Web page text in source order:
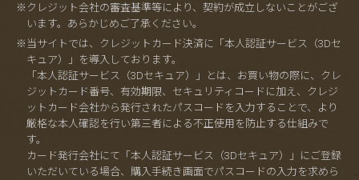
※クレジット会社の審査基準等により、契約が成立しないことがござ
います。あらかじめご了承ください。
※当サイトでは、クレジットカード決済に「本人認証サービス（3Dセ
キュア）」を導入しております。
「本人認証サービス（3Dセキュア）」とは、お買い物の際に、クレ
ジットカード番号、有効期限、セキュリティコードに加え、クレジ
ットカード会社から発行されたパスコードを入力することで、より
厳格な本人確認を行い第三者による不正使用を防止する仕組みで
す。
カード発行会社にて「本人認証サービス（3Dセキュア）」にご登録
いただいている場合、購入手続き画面でパスコードの入力を求めら